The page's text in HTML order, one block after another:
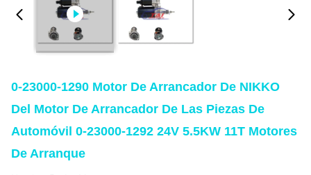
0-23000-1290 Motor De Arrancador De NIKKO
Del Motor De Arrancador De Las Piezas De
Automóvil 0-23000-1292 24V 5.5KW 11T Motores
De Arranque